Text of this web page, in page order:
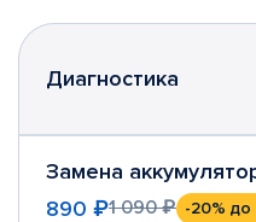
Диагностика
Замена
890 ₽1 090 ₽ -20% до